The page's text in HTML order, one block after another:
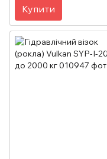
Купити